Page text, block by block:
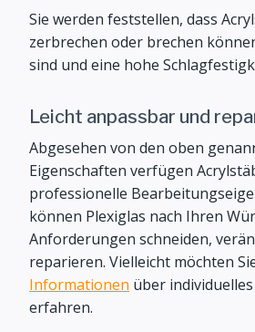
Sie werden feststellen, dass
zerbrechen oder brechen
sind und eine hohe
Leicht anpassbar und
Abgesehen von den oben
Eigenschaften verfügen
professionelle
können Plexiglas nach Ihren
Anforderungen schneiden,
reparieren. Vielleicht möchten
Informationen über
erfahren.